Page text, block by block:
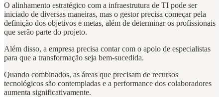
O alinhamento estratégico com a infraestrutura de TI pode ser
iniciado de diversas maneiras, mas o gestor precisa começar pela
definição dos objetivos e metas, além de determinar os profissionais
que serão parte do projeto.
Além disso, a empresa precisa contar com o apoio de especialistas
para que a transformação seja bem-sucedida.
Quando combinados, as áreas que precisam de recursos
tecnológicos são contempladas e a performance dos colaboradores
aumenta significativamente.